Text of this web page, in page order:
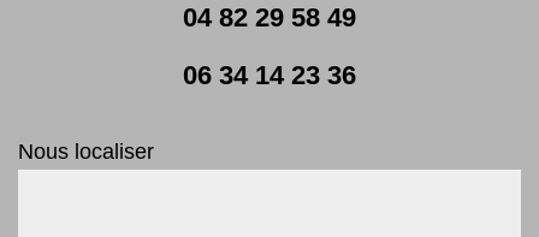
04 82 29 58 49
06 34 14 23 36
Nous localiser